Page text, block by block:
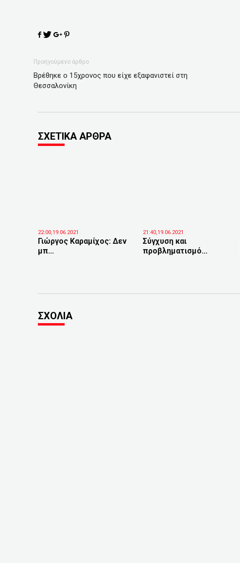
Προηγούμενο άρθρο
Βρέθηκε ο 15χρονος που είχε εξαφανιστεί στη
Θεσσαλονίκη
ΣΧΕΤΙΚΑ ΑΡΘΡΑ
22:00,19.06.2021
Γιώργος Καραμίχος: Δεν
μπ...
21:40,19.06.2021
Σύγχυση και
προβληματισμό...
ΣΧΟΛΙΑ